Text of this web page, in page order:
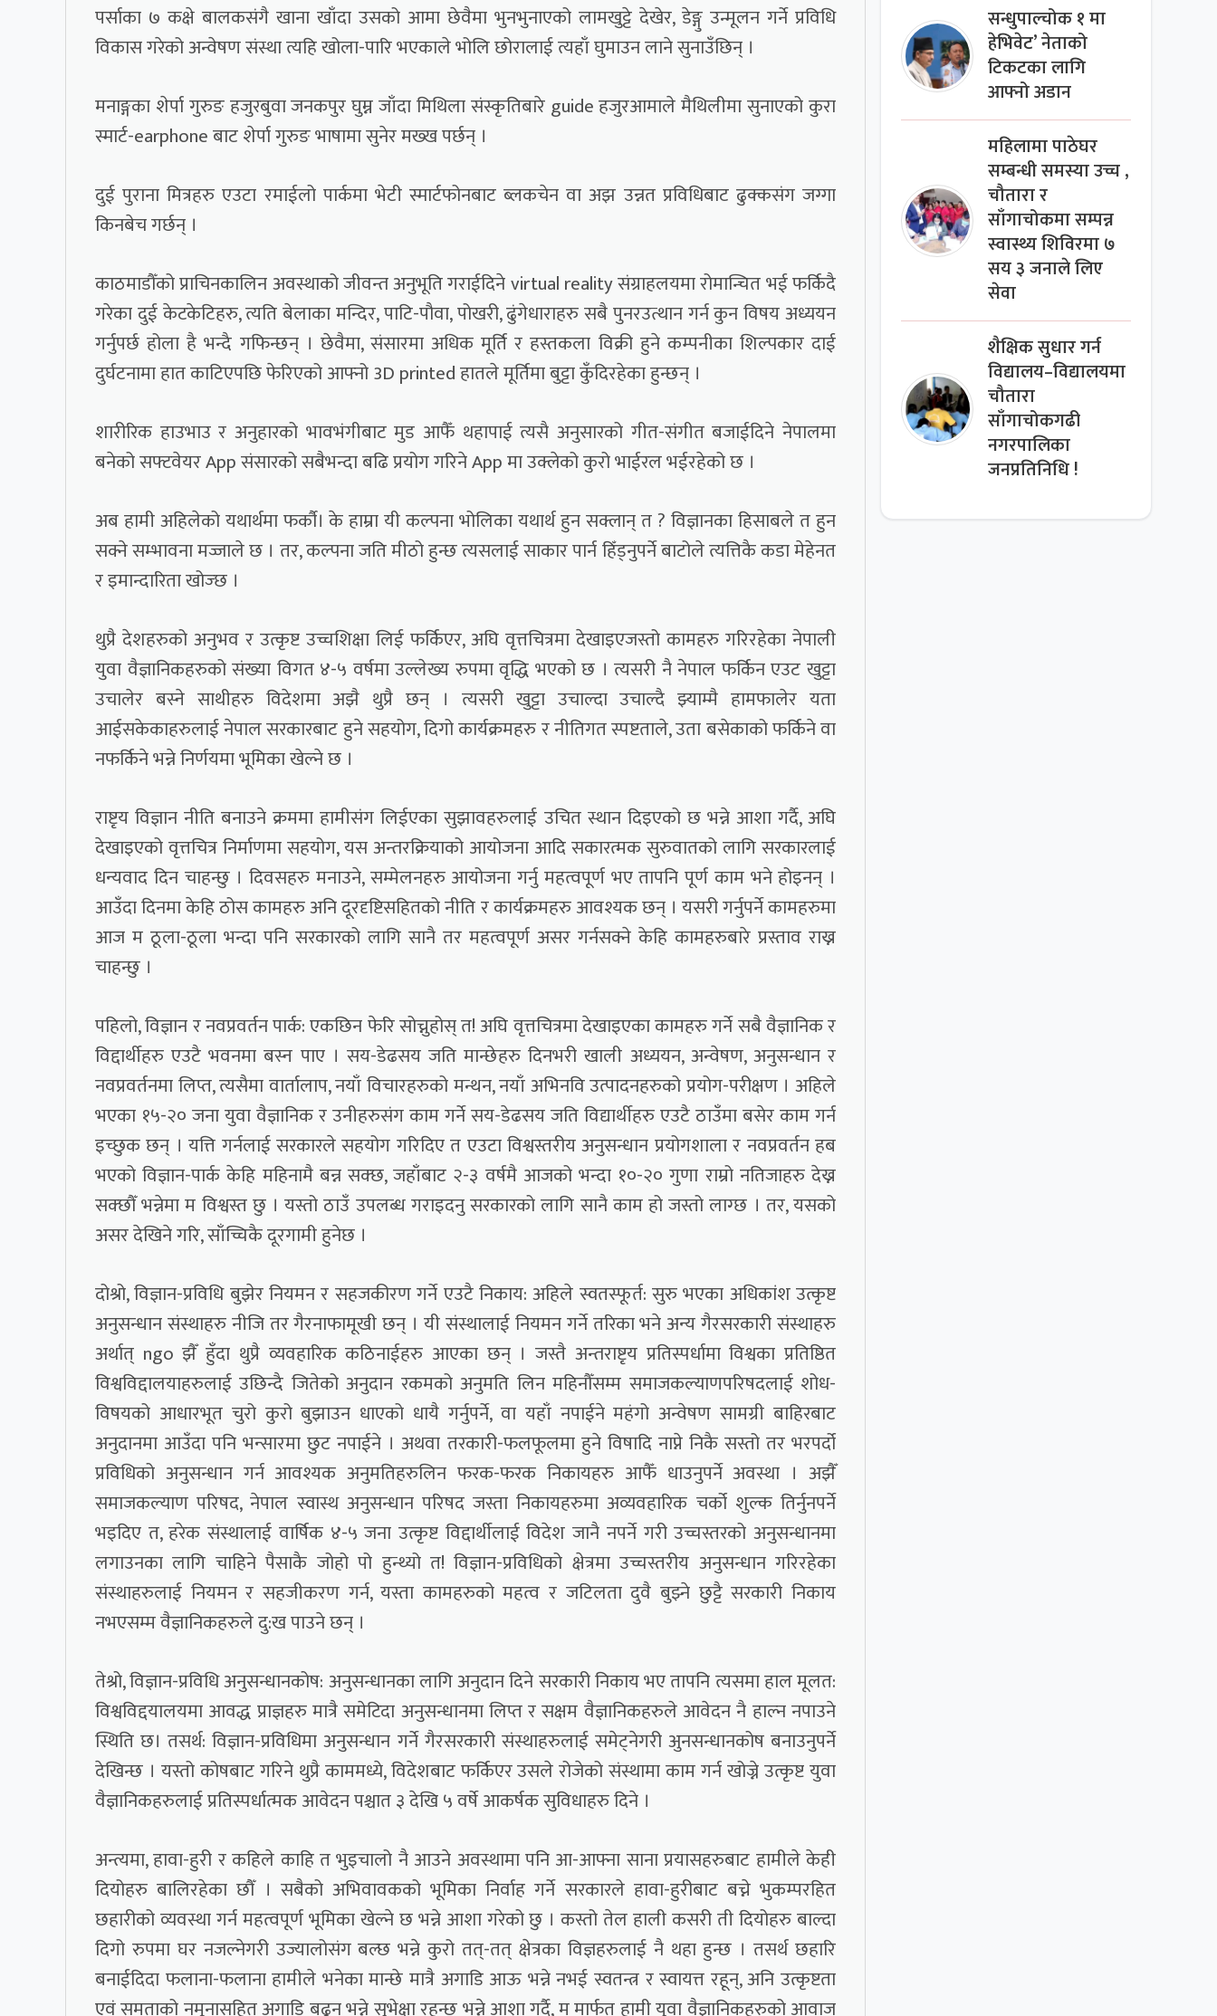
पर्साका ७ कक्षे बालकसंगै खाना खाँदा उसको आमा छेवैमा भुनभुनाएको लामखुट्टे देखेर, डेङ्गु उन्मूलन गर्ने प्रविधि
विकास गरेको अन्वेषण संस्था त्यहि खोला-पारि भएकाले भोलि छोरालाई त्यहाँ घुमाउन लाने सुनाउँछिन् ।
मनाङ्गका शेर्पा गुरुङ हजुरबुवा जनकपुर घुम्न जाँदा मिथिला संस्कृतिबारे guide हजुरआमाले मैथिलीमा सुनाएको कुरा
स्मार्ट-earphone बाट शेर्पा गुरुङ भाषामा सुनेर मख्ख पर्छन् ।
दुई पुराना मित्रहरु एउटा रमाईलो पार्कमा भेटी स्मार्टफोनबाट ब्लकचेन वा अझ उन्नत प्रविधिबाट ढुक्कसंग जग्गा
किनबेच गर्छन् ।
काठमाडौँको प्राचिनकालिन अवस्थाको जीवन्त अनुभूति गराईदिने virtual reality संग्राहलयमा रोमान्चित भई फर्किदै
गरेका दुई केटकेटिहरु, त्यति बेलाका मन्दिर, पाटि-पौवा, पोखरी, ढुंगेधाराहरु सबै पुनरउत्थान गर्न कुन विषय अध्ययन
गर्नुपर्छ होला है भन्दै गफिन्छन् । छेवैमा, संसारमा अधिक मूर्ति र हस्तकला विक्री हुने कम्पनीका शिल्पकार दाई
दुर्घटनामा हात काटिएपछि फेरिएको आफ्नो 3D printed हातले मूर्तिमा बुट्टा कुँदिरहेका हुन्छन् ।
शारीरिक हाउभाउ र अनुहारको भावभंगीबाट मुड आफैँ थहापाई त्यसै अनुसारको गीत-संगीत बजाईदिने नेपालमा
बनेको सफ्टवेयर App संसारको सबैभन्दा बढि प्रयोग गरिने App मा उक्लेको कुरो भाईरल भईरहेको छ ।
अब हामी अहिलेको यथार्थमा फर्कौ। के हाम्रा यी कल्पना भोलिका यथार्थ हुन सक्लान् त ? विज्ञानका हिसाबले त हुन
सक्ने सम्भावना मज्जाले छ । तर, कल्पना जति मीठो हुन्छ त्यसलाई साकार पार्न हिँड्नुपर्ने बाटोले त्यत्तिकै कडा मेहेनत
र इमान्दारिता खोज्छ ।
थुप्रै देशहरुको अनुभव र उत्कृष्ट उच्चशिक्षा लिई फर्किएर, अघि वृत्तचित्रमा देखाइएजस्तो कामहरु गरिरहेका नेपाली
युवा वैज्ञानिकहरुको संख्या विगत ४-५ वर्षमा उल्लेख्य रुपमा वृद्धि भएको छ । त्यसरी नै नेपाल फर्किन एउट खुट्टा
उचालेर बस्ने साथीहरु विदेशमा अझै थुप्रै छन् । त्यसरी खुट्टा उचाल्दा उचाल्दै झ्याम्मै हामफालेर यता
आईसकेकाहरुलाई नेपाल सरकारबाट हुने सहयोग, दिगो कार्यक्रमहरु र नीतिगत स्पष्टताले, उता बसेकाको फर्किने वा
नफर्किने भन्ने निर्णयमा भूमिका खेल्ने छ ।
राष्टृय विज्ञान नीति बनाउने क्रममा हामीसंग लिईएका सुझावहरुलाई उचित स्थान दिइएको छ भन्ने आशा गर्दै, अघि
देखाइएको वृत्तचित्र निर्माणमा सहयोग, यस अन्तरक्रियाको आयोजना आदि सकारत्मक सुरुवातको लागि सरकारलाई
धन्यवाद दिन चाहन्छु । दिवसहरु मनाउने, सम्मेलनहरु आयोजना गर्नु महत्वपूर्ण भए तापनि पूर्ण काम भने होइनन् ।
आउँदा दिनमा केहि ठोस कामहरु अनि दूरदृष्टिसहितको नीति र कार्यक्रमहरु आवश्यक छन् । यसरी गर्नुपर्ने कामहरुमा
आज म ठूला-ठूला भन्दा पनि सरकारको लागि सानै तर महत्वपूर्ण असर गर्नसक्ने केहि कामहरुबारे प्रस्ताव राख्न
चाहन्छु ।
पहिलो, विज्ञान र नवप्रवर्तन पार्क: एकछिन फेरि सोच्नुहोस् त! अघि वृत्तचित्रमा देखाइएका कामहरु गर्ने सबै वैज्ञानिक र
विद्दार्थीहरु एउटै भवनमा बस्न पाए । सय-डेढसय जति मान्छेहरु दिनभरी खाली अध्ययन, अन्वेषण, अनुसन्धान र
नवप्रवर्तनमा लिप्त, त्यसैमा वार्तालाप, नयाँ विचारहरुको मन्थन, नयाँ अभिनवि उत्पादनहरुको प्रयोग-परीक्षण । अहिले
भएका १५-२० जना युवा वैज्ञानिक र उनीहरुसंग काम गर्ने सय-डेढसय जति विद्यार्थीहरु एउटै ठाउँमा बसेर काम गर्न
इच्छुक छन् । यत्ति गर्नलाई सरकारले सहयोग गरिदिए त एउटा विश्वस्तरीय अनुसन्धान प्रयोगशाला र नवप्रवर्तन हब
भएको विज्ञान-पार्क केहि महिनामै बन्न सक्छ, जहाँबाट २-३ वर्षमै आजको भन्दा १०-२० गुणा राम्रो नतिजाहरु देख्न
सक्छौँ भन्नेमा म विश्वस्त छु । यस्तो ठाउँ उपलब्ध गराइदनु सरकारको लागि सानै काम हो जस्तो लाग्छ । तर, यसको
असर देखिने गरि, साँच्चिकै दूरगामी हुनेछ ।
दोश्रो, विज्ञान-प्रविधि बुझेर नियमन र सहजकीरण गर्ने एउटै निकाय: अहिले स्वतस्फूर्त: सुरु भएका अधिकांश उत्कृष्ट
अनुसन्धान संस्थाहरु नीजि तर गैरनाफामूखी छन् । यी संस्थालाई नियमन गर्ने तरिका भने अन्य गैरसरकारी संस्थाहरु
अर्थात् ngo झैँ हुँदा थुप्रै व्यवहारिक कठिनाईहरु आएका छन् । जस्तै अन्तराष्टृय प्रतिस्पर्धामा विश्वका प्रतिष्ठित
विश्वविद्दालयाहरुलाई उछिन्दै जितेको अनुदान रकमको अनुमति लिन महिनौँसम्म समाजकल्याणपरिषदलाई शोध-
विषयको आधारभूत चुरो कुरो बुझाउन धाएको धायै गर्नुपर्ने, वा यहाँ नपाईने महंगो अन्वेषण सामग्री बाहिरबाट
अनुदानमा आउँदा पनि भन्सारमा छुट नपाईने । अथवा तरकारी-फलफूलमा हुने विषादि नाप्ने निकै सस्तो तर भरपर्दो
प्रविधिको अनुसन्धान गर्न आवश्यक अनुमतिहरुलिन फरक-फरक निकायहरु आफैँ धाउनुपर्ने अवस्था । अझैँ
समाजकल्याण परिषद, नेपाल स्वास्थ अनुसन्धान परिषद जस्ता निकायहरुमा अव्यवहारिक चर्को शुल्क तिर्नुनपर्ने
भइदिए त, हरेक संस्थालाई वार्षिक ४-५ जना उत्कृष्ट विद्दार्थीलाई विदेश जानै नपर्ने गरी उच्चस्तरको अनुसन्धानमा
लगाउनका लागि चाहिने पैसाकै जोहो पो हुन्थ्यो त! विज्ञान-प्रविधिको क्षेत्रमा उच्चस्तरीय अनुसन्धान गरिरहेका
संस्थाहरुलाई नियमन र सहजीकरण गर्न, यस्ता कामहरुको महत्व र जटिलता दुवै बुझ्ने छुट्टै सरकारी निकाय
नभएसम्म वैज्ञानिकहरुले दु:ख पाउने छन् ।
तेश्रो, विज्ञान-प्रविधि अनुसन्धानकोष: अनुसन्धानका लागि अनुदान दिने सरकारी निकाय भए तापनि त्यसमा हाल मूलत:
विश्वविद्दयालयमा आवद्ध प्राज्ञहरु मात्रै समेटिदा अनुसन्धानमा लिप्त र सक्षम वैज्ञानिकहरुले आवेदन नै हाल्न नपाउने
स्थिति छ। तसर्थ: विज्ञान-प्रविधिमा अनुसन्धान गर्ने गैरसरकारी संस्थाहरुलाई समेट्नेगरी अुनसन्धानकोष बनाउनुपर्ने
देखिन्छ । यस्तो कोषबाट गरिने थुप्रै काममध्ये, विदेशबाट फर्किएर उसले रोजेको संस्थामा काम गर्न खोज्ने उत्कृष्ट युवा
वैज्ञानिकहरुलाई प्रतिस्पर्धात्मक आवेदन पश्चात ३ देखि ५ वर्षे आकर्षक सुविधाहरु दिने ।
अन्त्यमा, हावा-हुरी र कहिले काहि त भुइचालो नै आउने अवस्थामा पनि आ-आफ्ना साना प्रयासहरुबाट हामीले केही
दियोहरु बालिरहेका छौँ । सबैको अभिवावकको भूमिका निर्वाह गर्ने सरकारले हावा-हुरीबाट बच्ने भुकम्परहित
छहारीको व्यवस्था गर्न महत्वपूर्ण भूमिका खेल्ने छ भन्ने आशा गरेको छु । कस्तो तेल हाली कसरी ती दियोहरु बाल्दा
दिगो रुपमा घर नजल्नेगरी उज्यालोसंग बल्छ भन्ने कुरो तत्-तत् क्षेत्रका विज्ञहरुलाई नै थहा हुन्छ । तसर्थ छहारि
बनाईदिदा फलाना-फलाना हामीले भनेका मान्छे मात्रै अगाडि आऊ भन्ने नभई स्वतन्त्र र स्वायत्त रहून्, अनि उत्कृष्टता
एवं समताको नमूनासहित अगाडि बढून् भन्ने सुभेक्षा रहन्छ भन्ने आशा गर्दै, म मार्फत हामी युवा वैज्ञानिकहरुको आवाज
सन्धुपाल्चोक १ मा
हेभिवेट’ नेताको
टिकटका लागि
आफ्नो अडान
महिलामा पाठेघर
सम्बन्धी समस्या उच्च ,
चौतारा र
साँगाचोकमा सम्पन्न
स्वास्थ्य शिविरमा ७
सय ३ जनाले लिए
सेवा
शैक्षिक सुधार गर्न
विद्यालय–विद्यालयमा
चौतारा
साँगाचोकगढी
नगरपालिका
जनप्रतिनिधि !